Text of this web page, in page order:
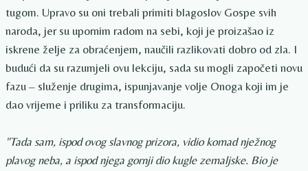
tugom. Upravo su oni trebali primiti blagoslov Gospe svih
naroda, jer su upornim radom na sebi, koji je proizašao iz
iskrene želje za obraćenjem, naučili razlikovati dobro od zla. I
budući da su razumjeli ovu lekciju, sada su mogli započeti novu
fazu – služenje drugima, ispunjavanje volje Onoga koji im je
dao vrijeme i priliku za transformaciju.
"Tada sam, ispod ovog slavnog prizora, vidio komad nježnog
plavog neba, a ispod njega gornji dio kugle zemaljske. Bio je